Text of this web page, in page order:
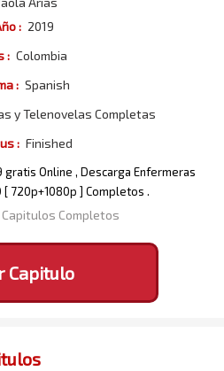
: 2019
: Colombia
: Spanish
y Telenovelas Completas
: Finished
Online , Descarga Enfermeras
[ 720p+1080p ] Completos .
Completos
Capitulo